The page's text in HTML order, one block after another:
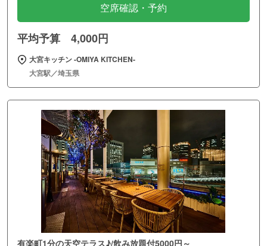
空席確認・予約
平均予算 4,000円
大宮キッチン ‐OMIYA KITCHEN‐
大宮駅／埼玉県
有楽町1分の天空テラス♪/飲み放題付5000円～